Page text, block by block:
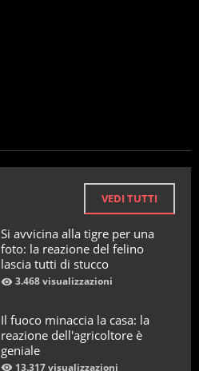
VEDI TUTTI
Si avvicina alla tigre per una
foto: la reazione del felino
lascia tutti di stucco
3.468 visualizzazioni
Il fuoco minaccia la casa: la
reazione dell'agricoltore è
geniale
13.317 visualizzazioni